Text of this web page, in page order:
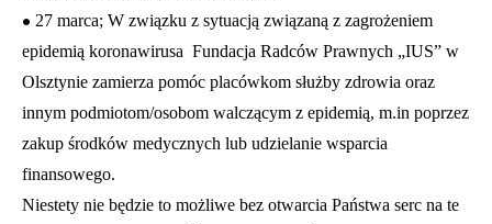
• 27 marca; W związku z sytuacją związaną z zagrożeniem
epidemią koronawirusa Fundacja Radców Prawnych „IUS” w
Olsztynie zamierza pomóc placówkom służby zdrowia oraz
innym podmiotom/osobom walczącym z epidemią, m.in poprzez
zakup środków medycznych lub udzielanie wsparcia
finansowego.
Niestety nie będzie to możliwe bez otwarcia Państwa serc na te